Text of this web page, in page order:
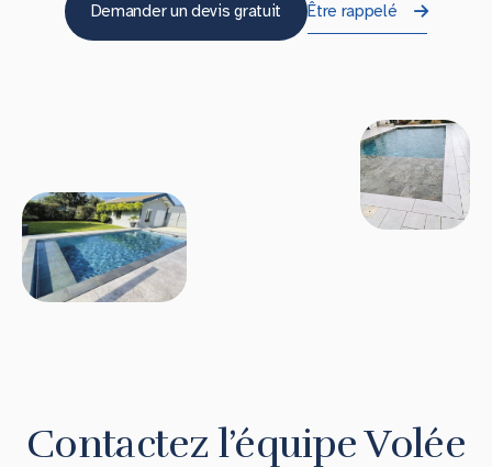
Demander un devis gratuit Être rappelé
Contactez l’équipe Volée